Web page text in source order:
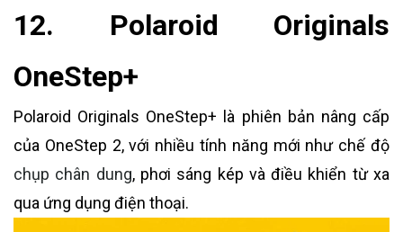
12. Polaroid Originals
OneStep+
Polaroid Originals OneStep+ là phiên bản nâng cấp
của OneStep 2, với nhiều tính năng mới như chế độ
chụp chân dung, phơi sáng kép và điều khiển từ xa
qua ứng dụng điện thoại.